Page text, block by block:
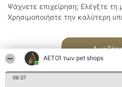
ΑΕΤΟΊ των pet shops
06:37
Ψάχνετε επιχείρηση; Ελέγξτε
Χρησιμοποιήστε την καλύτερη